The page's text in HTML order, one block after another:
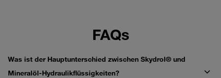
FAQs
Was ist der Hauptunterschied zwischen Skydrol® und
Mineralöl-Hydraulikflüssigkeiten?